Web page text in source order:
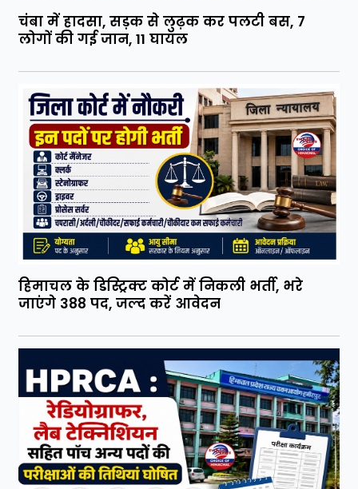
चंबा में हादसा, सड़क से लुढ़क कर पलटी बस, 7
लोगों की गई जान, 11 घायल
हिमाचल के डिस्ट्रिक्ट कोर्ट में निकली भर्ती, भरे
जाएंगे 388 पद, जल्द करें आवेदन